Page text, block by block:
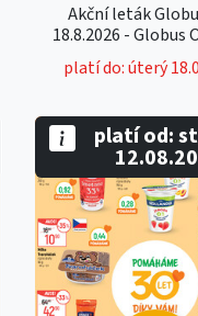
Akční leták
18.8.2026 - Globus
platí do: úterý
platí od: